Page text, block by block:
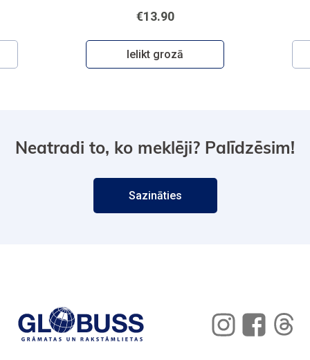
€13.90
Ielikt grozā
Neatradi to, ko meklēji? Palīdzēsim!
Sazināties